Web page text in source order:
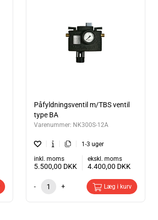
Påfyldningsventil m/TBS ventil
type BA
Varenummer: NK300S-12A
1-3 uger
inkl. moms
5.500,00 DKK
ekskl. moms
4.400,00 DKK
- + Læg i kurv